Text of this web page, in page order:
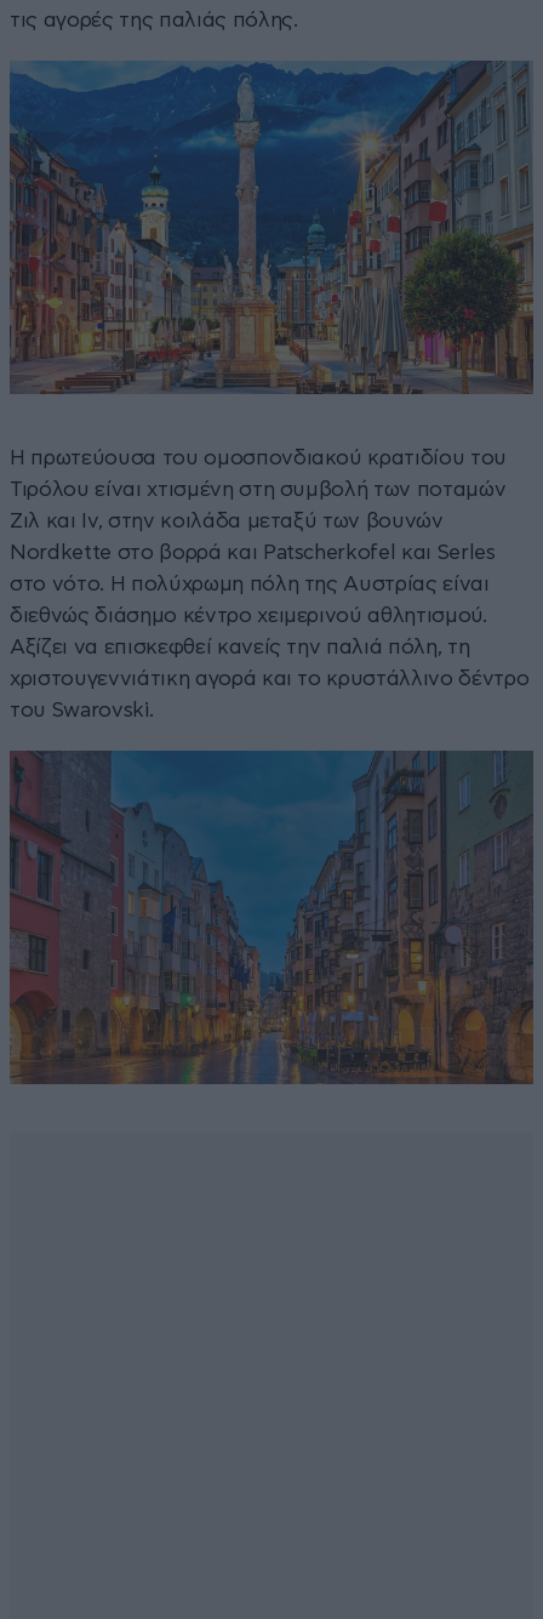
τις αγορές της παλιάς πόλης.
Η πρωτεύουσα του ομοσπονδιακού κρατιδίου του
Τιρόλου είναι χτισμένη στη συμβολή των ποταμών
Ζιλ και Ιν, στην κοιλάδα μεταξύ των βουνών
Nordkette στο βορρά και Patscherkofel και Serles
στο νότο. Η πολύχρωμη πόλη της Αυστρίας είναι
διεθνώς διάσημο κέντρο χειμερινού αθλητισμού.
Αξίζει να επισκεφθεί κανείς την παλιά πόλη, τη
χριστουγεννιάτικη αγορά και το κρυστάλλινο δέντρο
του Swarovski.